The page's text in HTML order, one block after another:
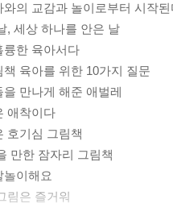
와의 교감과 놀이로부터 시작된
, 세상 하나를 안은 날
륭한 육아서다
육아를 위한 10가지 질문
만나게 해준 애벌레
애착이다
호기심 그림책
만한 잠자리 그림책
놀이해요
림은 즐거워